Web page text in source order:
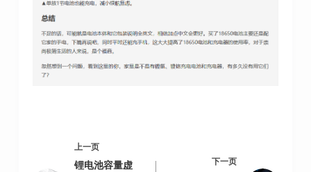
上一页
锂电池容量虚
下一页